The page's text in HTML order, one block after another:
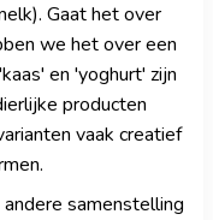
Gaat het over
we het over een
'kaas' en 'yoghurt' zijn
producten
vaak creatief
samenstelling